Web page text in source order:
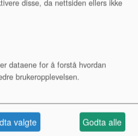
MACKIE HM-4
disse, da nettsiden ellers ikke
dataene for å forstå hvordan
brukeropplevelsen.
valgte Godta alle